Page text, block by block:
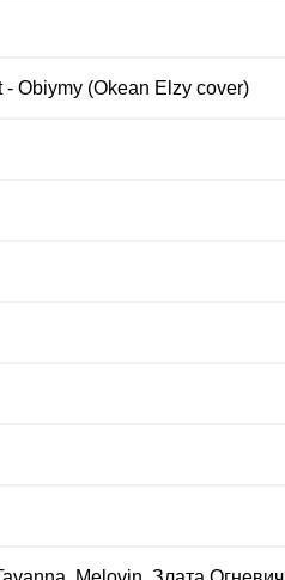
- Obiymy (Okean Elzy cover)